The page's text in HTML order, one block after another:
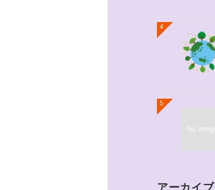
4
5
アーカイブ